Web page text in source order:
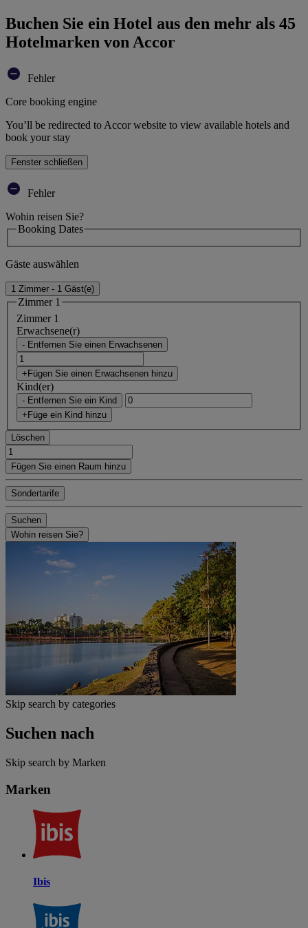
Buchen Sie ein Hotel aus den mehr als 45
Hotelmarken von Accor
Fehler
Core booking engine
You’ll be redirected to Accor website to view available hotels and
book your stay
Fenster schließen
Fehler
Wohin reisen Sie?
Booking Dates
Gäste auswählen
1 Zimmer - 1 Gäst(e)
Zimmer 1
Zimmer 1
Erwachsene(r)
- Entfernen Sie einen Erwachsenen
+Fügen Sie einen Erwachsenen hinzu
Kind(er)
- Entfernen Sie ein Kind
+Füge ein Kind hinzu
Löschen
Fügen Sie einen Raum hinzu
Sondertarife
Suchen
Wohin reisen Sie?
Skip search by categories
Suchen nach
Skip search by Marken
Marken
Ibis